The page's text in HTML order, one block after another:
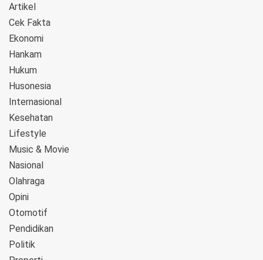
Artikel
Cek Fakta
Ekonomi
Hankam
Hukum
Husonesia
Internasional
Kesehatan
Lifestyle
Music & Movie
Nasional
Olahraga
Opini
Otomotif
Pendidikan
Politik